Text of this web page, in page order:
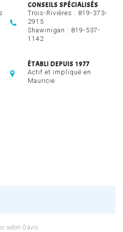
CONSEILS SPÉCIALISÉS
Trois-Rivières : 819-373-
2915
Shawinigan : 819-537-
1142
ÉTABLI DEPUIS 1977
Actif et impliqué en
Mauricie
selon 0 avis